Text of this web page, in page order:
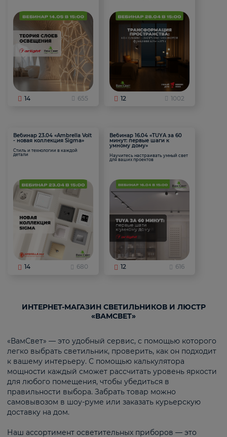
14 655 12 1002
Вебинар 23.04 «Ambrella Volt
- новая коллекция Sigma»
Стиль и технологии в каждой
детали
14 680
Вебинар 16.04 «TUYA за 60
минут: первые шаги к
умному дому»
Научитесь настраивать умный свет
для ваших проектов
12 616
ИНТЕРНЕТ-МАГАЗИН СВЕТИЛЬНИКОВ И ЛЮСТР
«ВАМСВЕТ»
«ВамСвет» — это удобный сервис, с помощью которого
легко выбрать светильник, проверить, как он подходит
к вашему интерьеру. С помощью калькулятора
мощности каждый сможет рассчитать уровень яркости
для любого помещения, чтобы убедиться в
правильности выбора. Забрать товар можно
самовывозом в шоу-руме или заказать курьерскую
доставку на дом.
Наш ассортимент осветительных приборов — это